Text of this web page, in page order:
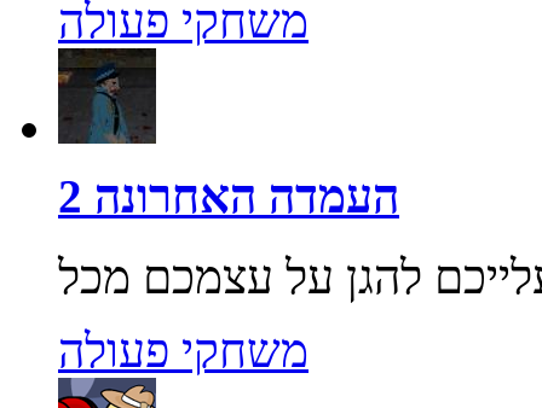
משחקי פעולה
העמדה האחרונה 2
משחקי פעולה